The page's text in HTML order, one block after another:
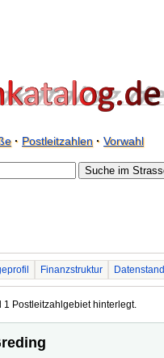
· Postleitzahlen· Vorwahl
Finanzstruktur Datenstand
1 Postleitzahlgebiet hinterlegt.